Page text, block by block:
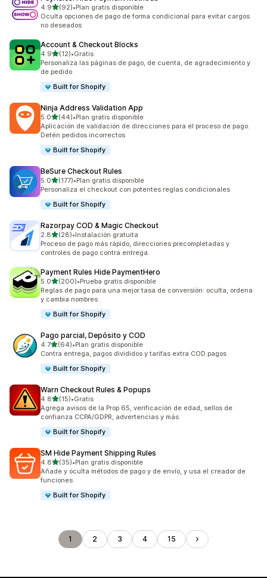
4.9de 5 estrellas
(92)
92 reseñas en total
•Plan gratis disponible
Oculta opciones de pago de forma condicional para evitar cargos
no deseados
Account & Checkout Blocks
4.9de 5 estrellas
(12)
12 reseñas en total
•Gratis
Personaliza las páginas de pago, de cuenta, de agradecimiento y
de pedido
Built for Shopify
Ninja Address Validation App
5.0de 5 estrellas
(44)
44 reseñas en total
•Plan gratis disponible
Aplicación de validación de direcciones para el proceso de pago.
Detén pedidos incorrectos
Built for Shopify
BeSure Checkout Rules
5.0de 5 estrellas
(177)
177 reseñas en total
•Plan gratis disponible
Personaliza el checkout con potentes reglas condicionales
Built for Shopify
Razorpay COD & Magic Checkout
2.8de 5 estrellas
(28)
28 reseñas en total
•Instalación gratuita
Proceso de pago más rápido, direcciones precompletadas y
controles de pago contra entrega.
Payment Rules Hide PaymentHero
5.0de 5 estrellas
(200)
200 reseñas en total
•Prueba gratis disponible
Reglas de pago para una mejor tasa de conversión: oculta, ordena
y cambia nombres
Built for Shopify
Pago parcial, Depósito y COD
4.7de 5 estrellas
(64)
64 reseñas en total
•Plan gratis disponible
Contra entrega, pagos divididos y tarifas extra COD pagos
Built for Shopify
Warn Checkout Rules & Popups
4.8de 5 estrellas
(15)
15 reseñas en total
•Gratis
Agrega avisos de la Prop 65, verificación de edad, sellos de
confianza CCPA/GDPR, advertencias y más
Built for Shopify
SM Hide Payment Shipping Rules
4.8de 5 estrellas
(35)
35 reseñas en total
•Plan gratis disponible
Añade y oculta métodos de pago y de envío, y usa el creador de
funciones
Built for Shopify
1 2 3 4 15